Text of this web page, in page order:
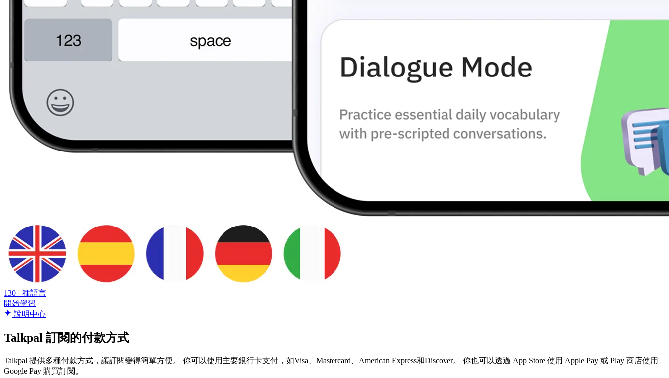
130+ 種語言
開始學習
說明中心
Talkpal 訂閱的付款方式
Talkpal 提供多種付款方式，讓訂閱變得簡單方便。 你可以使用主要銀行卡支付，如Visa、Mastercard、American Express和Discover。 你也可以透過 App Store 使用 Apple Pay 或 Play 商店使用
Google Pay 購買訂閱。